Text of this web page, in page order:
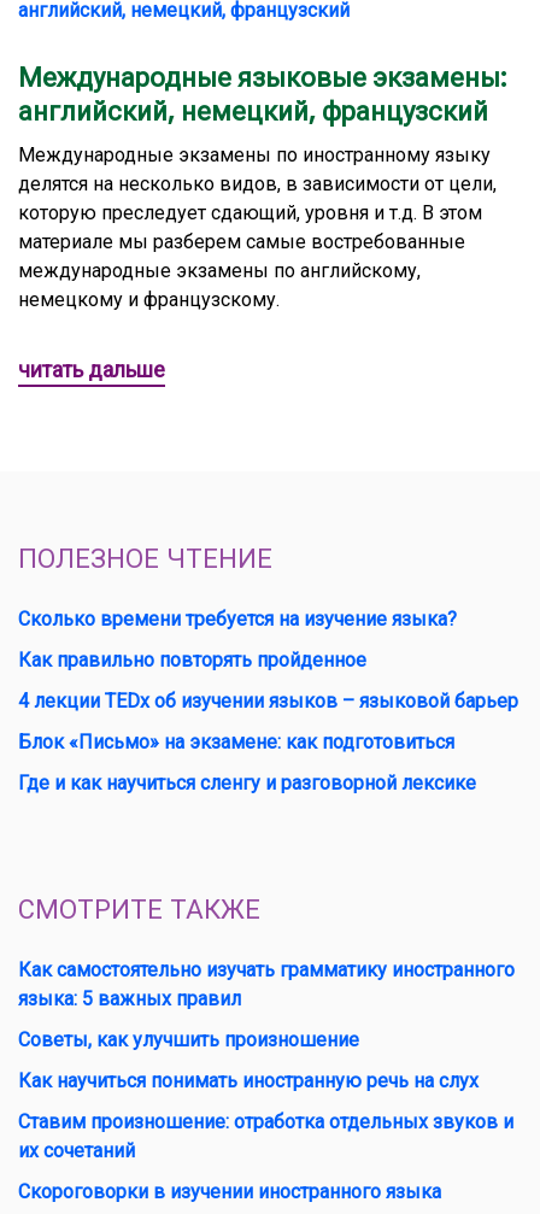
Международные языковые экзамены:
английский, немецкий, французский
Международные экзамены по иностранному языку
делятся на несколько видов, в зависимости от цели,
которую преследует сдающий, уровня и т.д. В этом
материале мы разберем самые востребованные
международные экзамены по английскому,
немецкому и французскому.
читать дальше
ПОЛЕЗНОЕ ЧТЕНИЕ
Сколько времени требуется на изучение языка?
Как правильно повторять пройденное
4 лекции TEDx об изучении языков – языковой барьер
Блок «Письмо» на экзамене: как подготовиться
Где и как научиться сленгу и разговорной лексике
СМОТРИТЕ ТАКЖЕ
Как самостоятельно изучать грамматику иностранного
языка: 5 важных правил
Советы, как улучшить произношение
Как научиться понимать иностранную речь на слух
Ставим произношение: отработка отдельных звуков и
их сочетаний
Скороговорки в изучении иностранного языка